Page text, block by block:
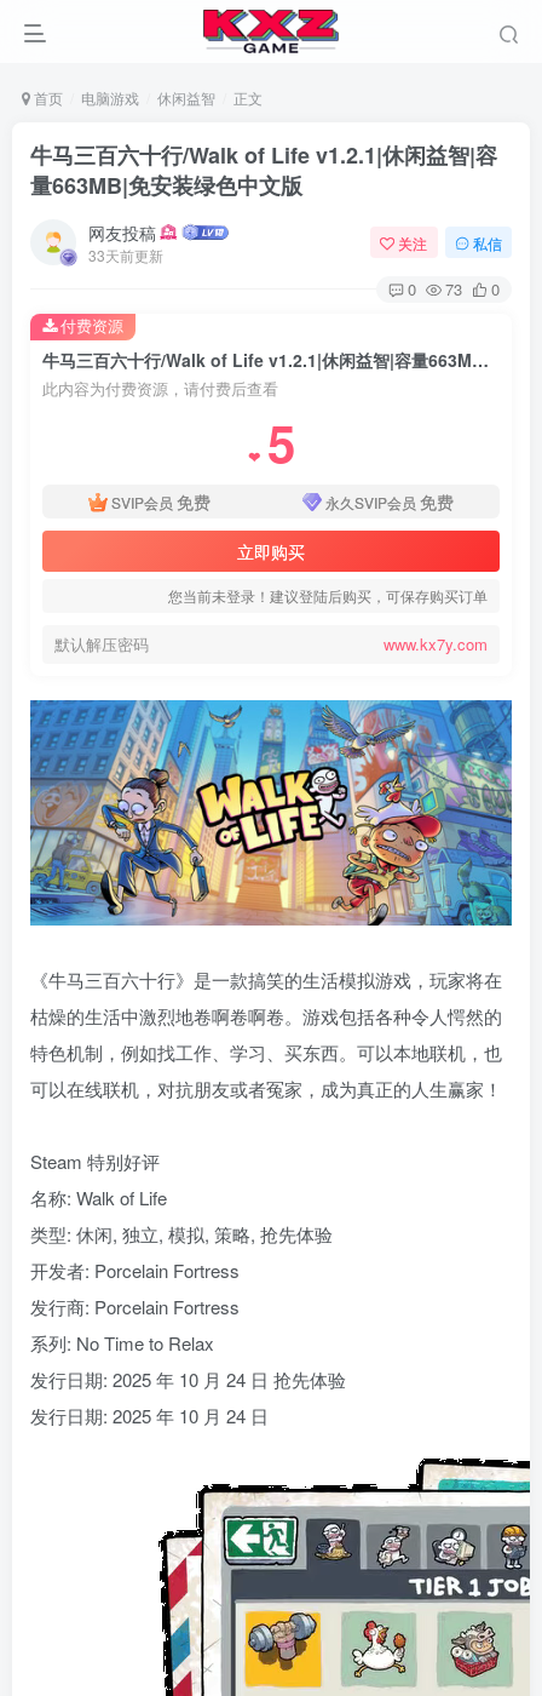
首页 电脑游戏 休闲益智 正文
牛马三百六十行/Walk of Life v1.2.1|休闲益智|容
量663MB|免安装绿色中文版
网友投稿
33天前更新
关注 私信
0 73 0
牛马三百六十行/Walk of Life v1.2.1|休闲益智|容量663MB|免安装绿色中文版
此内容为付费资源，请付费后查看
❤ 5
SVIP会员 免费 永久SVIP会员 免费
立即购买
您当前未登录！建议登陆后购买，可保存购买订单
默认解压密码 www.kx7y.com
付费资源
《牛马三百六十行》是一款搞笑的生活模拟游戏，玩家将在
枯燥的生活中激烈地卷啊卷啊卷。游戏包括各种令人愕然的
特色机制，例如找工作、学习、买东西。可以本地联机，也
可以在线联机，对抗朋友或者冤家，成为真正的人生赢家！
Steam 特别好评
名称: Walk of Life
类型: 休闲, 独立, 模拟, 策略, 抢先体验
开发者: Porcelain Fortress
发行商: Porcelain Fortress
系列: No Time to Relax
发行日期: 2025 年 10 月 24 日 抢先体验
发行日期: 2025 年 10 月 24 日